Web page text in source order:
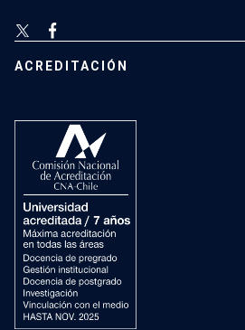
ACREDITACIÓN